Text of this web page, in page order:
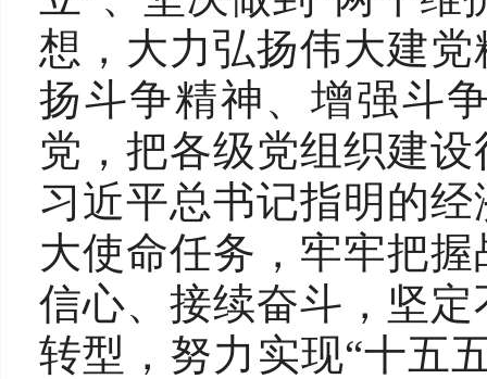
想，大力弘扬伟大建
扬斗争精神、增强斗
党，把各级党组织建
习近平总书记指明的
大使命任务，牢牢把
信心、接续奋斗，坚
转型，努力实现“十五